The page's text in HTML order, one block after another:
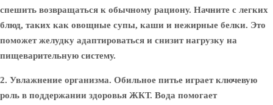
спешить возвращаться к обычному рациону. Начните с легких
блюд, таких как овощные супы, каши и нежирные белки. Это
поможет желудку адаптироваться и снизит нагрузку на
пищеварительную систему.
2. Увлажнение организма. Обильное питье играет ключевую
роль в поддержании здоровья ЖКТ. Вода помогает